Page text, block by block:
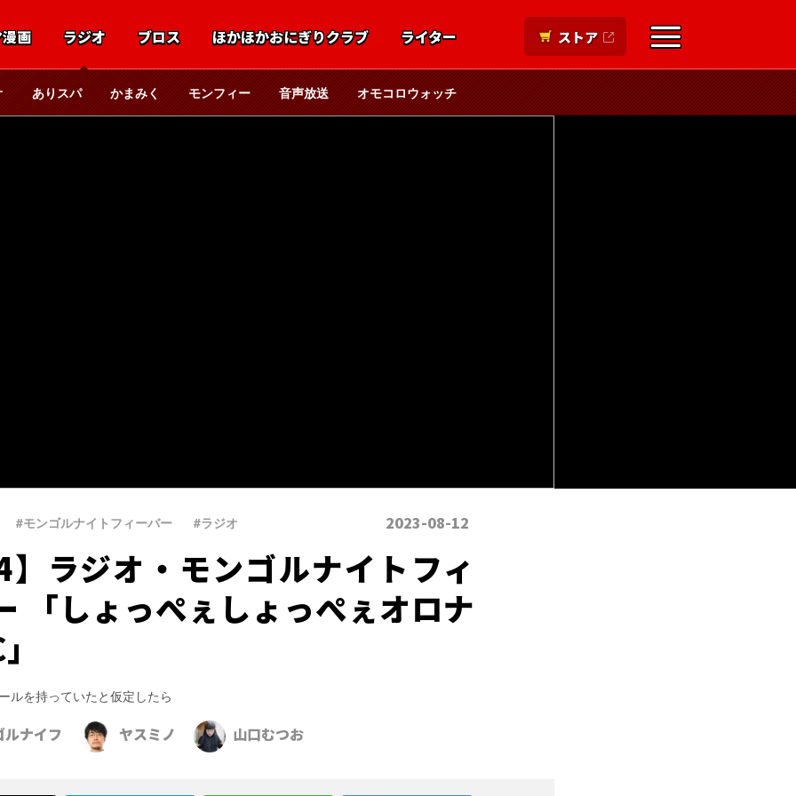
画 ラジオ ブロス ほかほかおにぎりクラブ ライター ストア
ありスパ かまみく モンフィー 音声放送 オモコロウォッチ
#モンゴルナイトフィーバー #ラジオ 2023-08-12
】ラジオ・モンゴルナイトフィ
「しょっぺぇしょっぺぇオロナ
ルを持っていたと仮定したら
ルナイフ ヤスミノ 山口むつお